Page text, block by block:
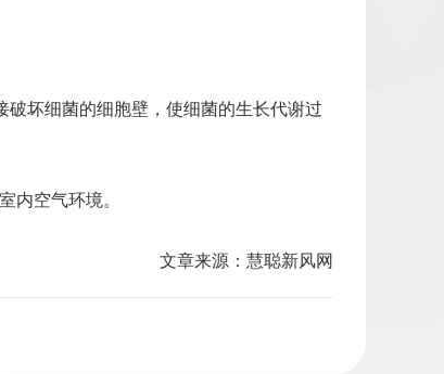
坏细菌的细胞壁，使细菌的生长代谢过
空气环境。
文章来源：慧聪新风网